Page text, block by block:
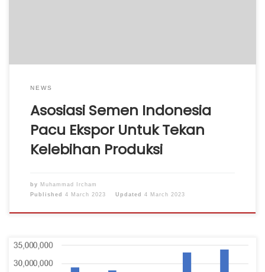
NEWS
Asosiasi Semen Indonesia
Pacu Ekspor Untuk Tekan
Kelebihan Produksi
by Muhammad Ircham
Published 4 March 2023 Updated 4 March 2023